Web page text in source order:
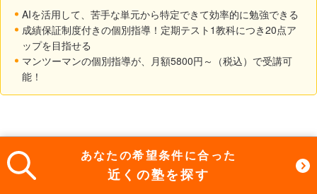
AIを活用して、苦手な単元から特定できて効率的に勉強できる
成績保証制度付きの個別指導！定期テスト1教科につき20点ア
ップを目指せる
マンツーマンの個別指導が、月額5800円～（税込）で受講可
能！
一般選抜入試対策コース：高1・2：20,000円
（税込）～ / 高3：20,400円（税込）～
あなたの希望条件に合った
近くの塾を探す